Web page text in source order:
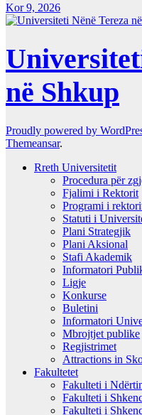
Kor 9, 2026
në Shkup
Proudly powered by
Themeansar.
Rreth Universitetit
Procedura për
Fjalimi i Rektorit
Programi i
Statuti i
Plani Strategjik
Plani Aksional
Stafi Akademik
Informatori
Ligje
Konkurse
Buletini
Informatori
Mbrojtjet publike
Regjistrimet
Attractions in
Fakultetet
Fakulteti i
Fakulteti i
Fakulteti i